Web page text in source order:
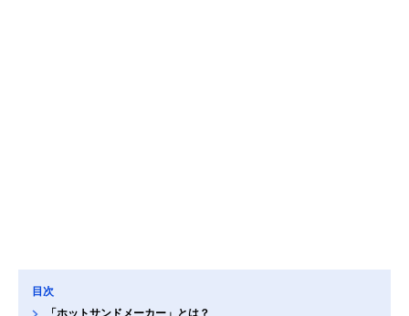
目次
「ホットサンドメーカー」とは？